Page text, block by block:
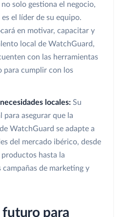
solo gestiona el negocio,
el líder de su equipo.
en motivar, capacitar y
local de WatchGuard,
con las herramientas
para cumplir con los
locales: Su
para asegurar que la
WatchGuard se adapte a
del mercado ibérico, desde
productos hasta la
campañas de marketing y
futuro para